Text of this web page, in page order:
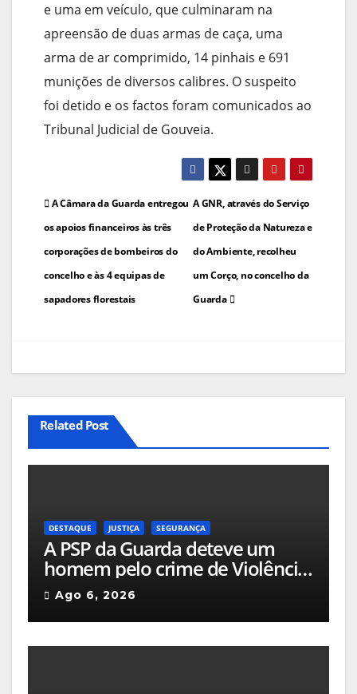
e uma em veículo, que culminaram na
apreensão de duas armas de caça, uma
arma de ar comprimido, 14 pinhais e 691
munições de diversos calibres. O suspeito
foi detido e os factos foram comunicados ao
Tribunal Judicial de Gouveia.
Navegação
de
artigos
A GNR, através do Serviço
de Proteção da Natureza e
do Ambiente, recolheu
um Corço, no concelho da
Guarda
A Câmara da Guarda entregou
os apoios financeiros às três
corporações de bombeiros do
concelho e às 4 equipas de
sapadores florestais
Related Post
DESTAQUE JUSTIÇA SEGURANÇA
A PSP da Guarda deteve um
homem pelo crime de Violência
Doméstica após agressão grave
na via pública
Ago 6, 2026